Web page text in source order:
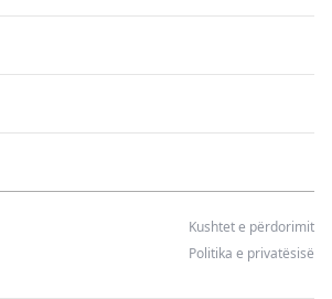
Kushtet e përdorimit
Politika e privatësisë